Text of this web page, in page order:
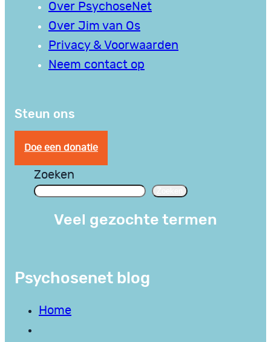
Over PsychoseNet
Over Jim van Os
Privacy & Voorwaarden
Neem contact op
Steun ons
Doe een donatie
Zoeken
Veel gezochte termen
Psychosenet blog
Home